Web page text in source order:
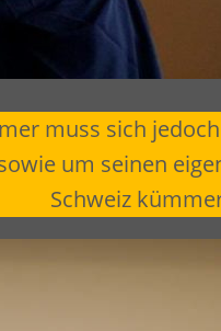
muss sich
um seinen
Schweiz